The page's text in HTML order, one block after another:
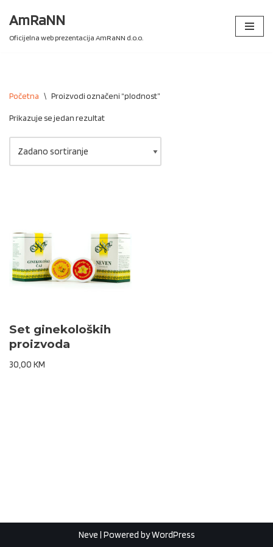
Skip
AmRaNN
Oficijelna web prezentacija AmRaNN d.o.o.
Početna \ Proizvodi označeni “plodnost”
Prikazuje se jedan rezultat
Set ginekoloških
proizvoda
30,00 KM
Neve | Powered byWordPress